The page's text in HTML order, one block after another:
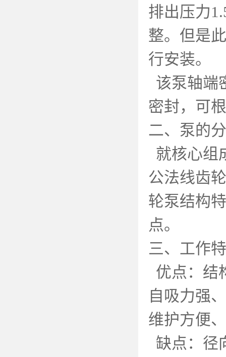
排出压力
整。但是
行安装。
该泵轴端
密封，可
二、泵的
就核心组
公法线齿
轮泵结构
点。
三、工作
优点：结
自吸力强
维护方便
缺点：径